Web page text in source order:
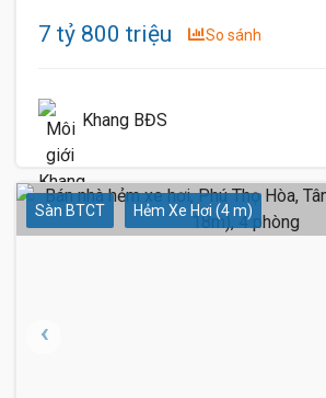
7 tỷ 800 triệu So sánh
Khang BĐS
Sàn BTCT Hẻm Xe Hơi (4 m)